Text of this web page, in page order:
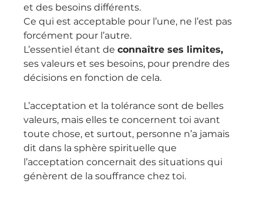
et des besoins différents.
Ce qui est acceptable pour l’une, ne l’est pas
forcément pour l’autre.
L’essentiel étant de connaître ses limites,
ses valeurs et ses besoins, pour prendre des
décisions en fonction de cela.
L’acceptation et la tolérance sont de belles
valeurs, mais elles te concernent toi avant
toute chose, et surtout, personne n’a jamais
dit dans la sphère spirituelle que
l’acceptation concernait des situations qui
génèrent de la souffrance chez toi.